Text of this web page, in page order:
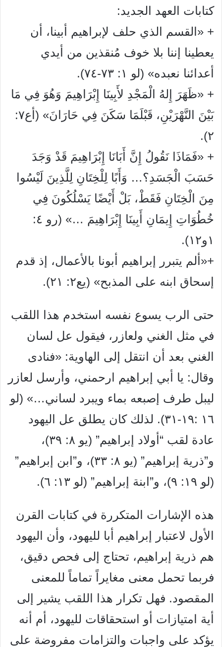
كتابات العهد الجديد:
+ «القسم الذي حلف لإبراهيم أبينا، أن
يعطينا إننا بلا خوف مُنقذين من أيدي
أعدائنا نعبده» (لو ١: ٧٣-٧٤).
+ «ظَهَرَ إِلهُ الْمَجْدِ لأَبِينَا إِبْرَاهِيمَ وَهُوَ فِي مَا
بَيْنَ النَّهْرَيْنِ، قَبْلَمَا سَكَنَ فِي حَارَانَ» (أع٧:
٢).
+ «فَمَاذَا نَقُولُ إِنَّ أَبَانَا إِبْرَاهِيمَ قَدْ وَجَدَ
حَسَبَ الْجَسَدِ؟… وَأَبًا لِلْخِتَانِ لِلَّذِينَ لَيْسُوا
مِنَ الْخِتَانِ فَقَطْ، بَلْ أَيْضًا يَسْلُكُونَ فِي
خُطُوَاتِ إِيمَانِ أَبِينَا إِبْرَاهِيمَ …» (رو ٤:
١و١٢).
+«ألم يتبرر إبراهيم أبونا بالأعمال، إذ قدم
إسحاق ابنه على المذبح» (يع٢: ٢١).
حتى الرب يسوع نفسه استخدم هذا اللقب
في مثل الغني ولعازر، فيقول عل لسان
الغني بعد أن انتقل إلى الهاوية: «فنادى
وقال: يا أبي إبراهيم ارحمني، وأرسل لعازر
ليبل طرف إصبعه بماء ويبرد لساني…» (لو
١٦ :١٩-٣١). لذلك كان يطلق عل اليهود
عادة لقب “أولاد إبراهيم” (يو ٨: ٣٩)،
و”ذرية إبراهيم” (يو ٨: ٣٣)، و”ابن إبراهيم”
(لو ١٩: ٩)، و”ابنة إبراهيم” (لو ١٣: ٦).
هذه الإشارات المتكررة في كتابات القرن
الأول لاعتبار إبراهيم أبا لليهود، وأن اليهود
هم ذرية إبراهيم، تحتاج إلى فحص دقيق،
فربما تحمل معنى مغايراً تماماً للمعنى
المقصود. فهل تكرار هذا اللقب يشير إلى
أية امتيازات أو استحقاقات لليهود، أم أنه
يؤكد على واجبات والتزامات مفروضة على